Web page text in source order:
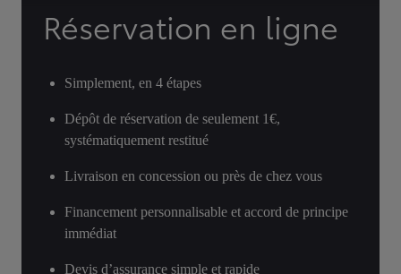
Réservation en ligne
Simplement, en 4 étapes
Dépôt de réservation de seulement 1€,
systématiquement restitué
Livraison en concession ou près de chez vous
Financement personnalisable et accord de principe
immédiat
Devis d’assurance simple et rapide